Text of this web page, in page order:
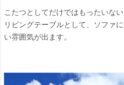
こたつとしてだけではもったいない
リビングテーブルとして、ソファ
い雰囲気が出ます。